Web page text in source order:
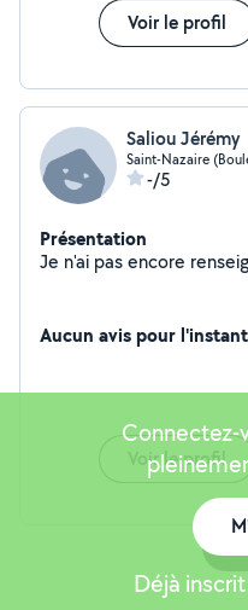
Voir le profil
Saliou Jérémy
Saint-Nazaire
-/5
Présentation
Aucun avis pour l'instant
Voir le profil
Connectez-
Déjà